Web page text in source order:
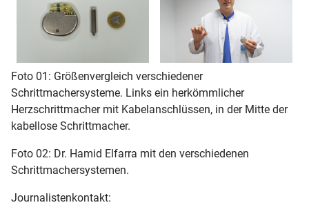
Foto 01: Größenvergleich verschiedener
Schrittmachersysteme. Links ein herkömmlicher
Herzschrittmacher mit Kabelanschlüssen, in der Mitte der
kabellose Schrittmacher.
Foto 02: Dr. Hamid Elfarra mit den verschiedenen
Schrittmachersystemen.
Journalistenkontakt: